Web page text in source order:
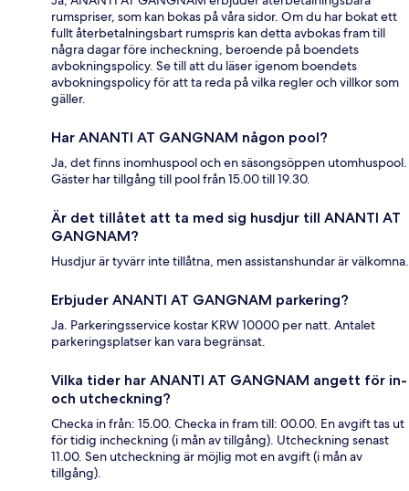
rumspriser, som kan bokas på våra sidor. Om du har bokat ett
fullt återbetalningsbart rumspris kan detta avbokas fram till
några dagar före incheckning, beroende på boendets
avbokningspolicy. Se till att du läser igenom boendets
avbokningspolicy för att ta reda på vilka regler och villkor som
gäller.
Har ANANTI AT GANGNAM någon pool?
Ja, det finns inomhuspool och en säsongsöppen utomhuspool.
Gäster har tillgång till pool från 15.00 till 19.30.
Är det tillåtet att ta med sig husdjur till ANANTI AT
GANGNAM?
Husdjur är tyvärr inte tillåtna, men assistanshundar är välkomna.
Erbjuder ANANTI AT GANGNAM parkering?
Ja. Parkeringsservice kostar KRW 10000 per natt. Antalet
parkeringsplatser kan vara begränsat.
Vilka tider har ANANTI AT GANGNAM angett för in-
och utcheckning?
Checka in från: 15.00. Checka in fram till: 00.00. En avgift tas ut
för tidig incheckning (i mån av tillgång). Utcheckning senast
11.00. Sen utcheckning är möjlig mot en avgift (i mån av
tillgång).